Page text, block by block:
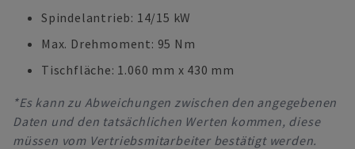
Spindelantrieb: 14/15 kW
Max. Drehmoment: 95 Nm
Tischfläche: 1.060 mm x 430 mm
*Es kann zu Abweichungen zwischen den angegebenen
Daten und den tatsächlichen Werten kommen, diese
müssen vom Vertriebsmitarbeiter bestätigt werden.